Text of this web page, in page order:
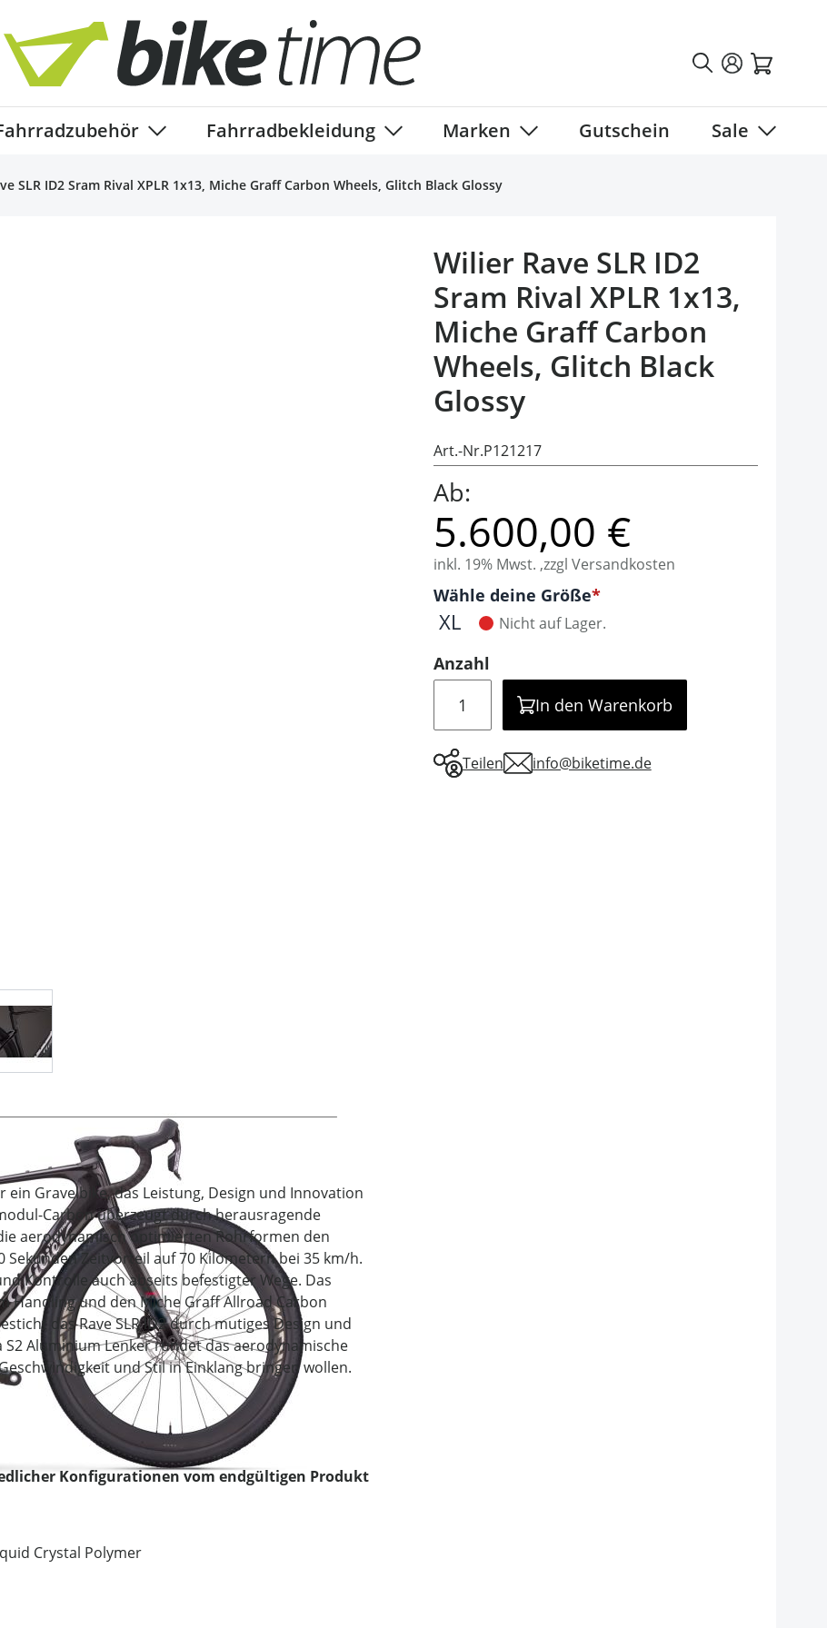
Show submenu for Fahrradzubehör category
Fahrradbekleidung Marken Gutschein Sale
SLR ID2 Sram Rival XPLR 1x13, Miche Graff Carbon Wheels, Glitch Black Glossy
Wilier Rave SLR ID2
Sram Rival XPLR 1x13,
Miche Graff Carbon
Wheels, Glitch Black
Glossy
Art.-Nr.P121217
Ab:
5.600,00 €
inkl. 19% Mwst. ,zzgl Versandkosten
Optionen
Wähle deine Größe
It is required to select one of the available
XL Nicht auf Lager.
Anzahl
In den Warenkorb
Teilen info@biketime.de
ein Gravelbike, das Leistung, Design und Innovation
Carbon überzeugt durch herausragende
aerodynamisch optimierten Rohrformen den
Zeitvorteil auf 70 Kilometern bei 35 km/h.
Kontrolle auch abseits befestigter Wege. Das
Handling und den Miche Graff Allroad Carbon
das Rave SLR ID2 durch mutiges Design und
Aluminium Lenker rundet das aerodynamische
und Stil in Einklang bringen wollen.
Konfigurationen vom endgültigen Produkt
Crystal Polymer